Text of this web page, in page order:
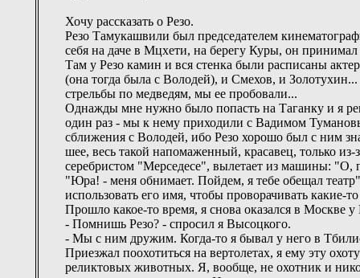
Хочу рассказать о Резо.
Резо Тамукашвили был председателем
себя на даче в Мцхети, на берегу Куры, он принимал
Там у Резо камин и вся стенка были расписаны
(она тогда была с Володей), и Смехов, и
стрельбы по медведям, мы ее пробовали...
Однажды мне нужно было попасть на Таганку и я
один раз - мы к нему приходили с Вадимом
сближения с Володей, ибо Резо хорошо был с ним
шее, весь такой напомаженный, красавец, только
серебристом "Мерседесе", вылетает из машины: "О,
"Юра! - меня обнимает. Пойдем, я тебе обещал
использовать его имя, чтобы проворачивать какие-
Прошло какое-то время, я снова оказался в Москве
- Помнишь Резо? - спросил я Высоцкого.
- Мы с ним дружим. Когда-то я бывал у него в
Приезжал поохотиться на вертолетах, я ему эту
реликтовых животных. Я, вообще, не охотник и